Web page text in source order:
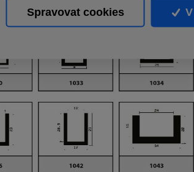
Spravovat cookies